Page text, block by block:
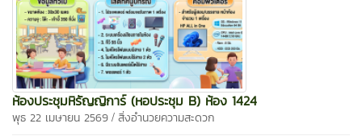
ห้องประชุมหิรัญญิการ์ (หอประชุม B) ห้อง 1424
พุธ 22 เมษายน 2569 / สิ่งอำนวยความสะดวก